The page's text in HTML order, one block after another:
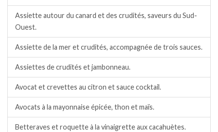
Assiette autour du canard et des crudités, saveurs du Sud-
Ouest.
Assiette de la mer et crudités, accompagnée de trois sauces.
Assiettes de crudités et jambonneau.
Avocat et crevettes au citron et sauce cocktail.
Avocats à la mayonnaise épicée, thon et maïs.
Betteraves et roquette à la vinaigrette aux cacahuètes.